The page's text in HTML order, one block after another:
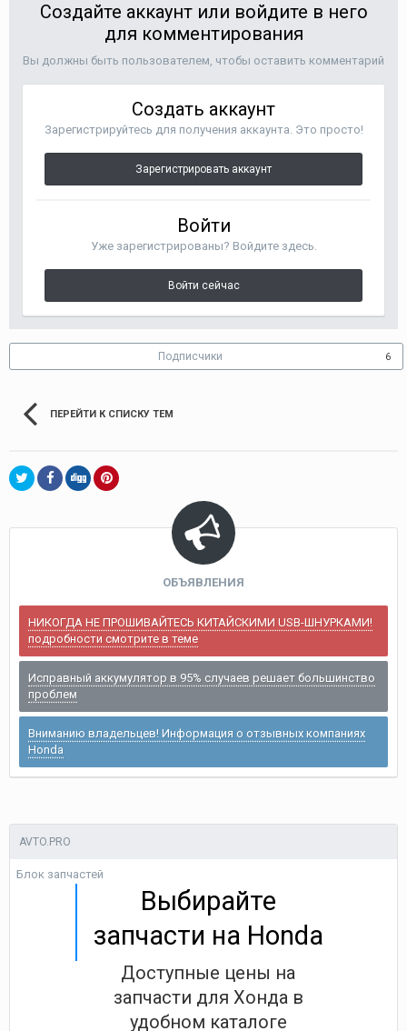
Создайте аккаунт или войдите в него
для комментирования
Вы должны быть пользователем, чтобы оставить комментарий
Создать аккаунт
Зарегистрируйтесь для получения аккаунта. Это просто!
Зарегистрировать аккаунт
Войти
Уже зарегистрированы? Войдите здесь.
Войти сейчас
Подписчики 6
ПЕРЕЙТИ К СПИСКУ ТЕМ
ОБЪЯВЛЕНИЯ
НИКОГДА НЕ ПРОШИВАЙТЕСЬ КИТАЙСКИМИ USB-ШНУРКАМИ!
подробности смотрите в теме
Исправный аккумулятор в 95% случаев решает большинство
проблем
Вниманию владельцев! Информация о отзывных компаниях
Honda
AVTO.PRO
Блок запчастей
Выбирайте
запчасти на Honda
Доступные цены на
запчасти для Хонда в
удобном каталоге